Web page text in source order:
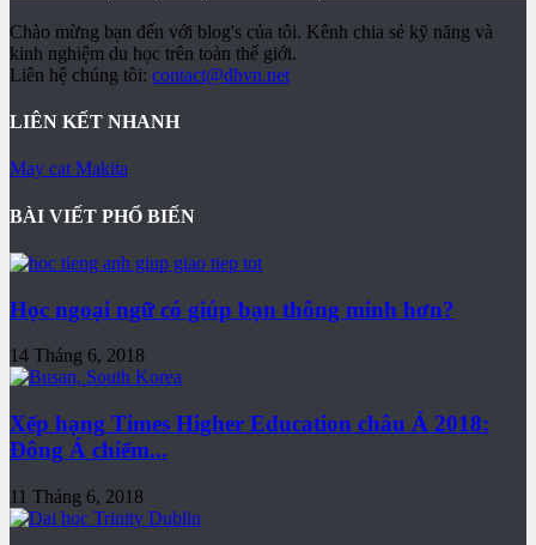
Chào mừng bạn đến với blog's của tôi. Kênh chia sẻ kỹ năng và
kinh nghiệm du học trên toàn thế giới.
Liên hệ chúng tôi: contact@dhvn.net
LIÊN KẾT NHANH
May cat Makita
BÀI VIẾT PHỔ BIẾN
Học ngoại ngữ có giúp bạn thông minh hơn?
14 Tháng 6, 2018
Xếp hạng Times Higher Education châu Á 2018:
Đông Á chiếm...
11 Tháng 6, 2018